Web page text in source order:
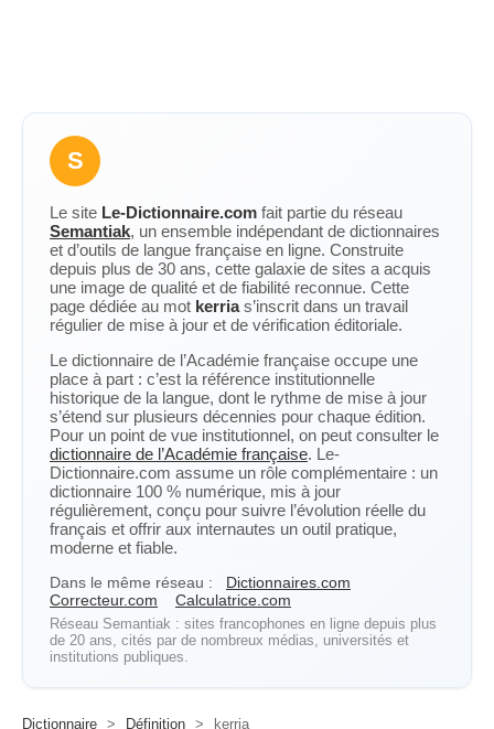
S
Le site Le-Dictionnaire.com fait partie du réseau
Semantiak, un ensemble indépendant de dictionnaires
et d’outils de langue française en ligne. Construite
depuis plus de 30 ans, cette galaxie de sites a acquis
une image de qualité et de fiabilité reconnue. Cette
page dédiée au mot kerrias’inscrit dans un travail
régulier de mise à jour et de vérification éditoriale.
Le dictionnaire de l’Académie française occupe une
place à part : c’est la référence institutionnelle
historique de la langue, dont le rythme de mise à jour
s’étend sur plusieurs décennies pour chaque édition.
Pour un point de vue institutionnel, on peut consulter le
dictionnaire de l’Académie française. Le-
Dictionnaire.com assume un rôle complémentaire : un
dictionnaire 100 % numérique, mis à jour
régulièrement, conçu pour suivre l’évolution réelle du
français et offrir aux internautes un outil pratique,
moderne et fiable.
Dans le même réseau :
Dictionnaires.com
Correcteur.com
Calculatrice.com
Réseau Semantiak : sites francophones en ligne depuis plus
de 20 ans, cités par de nombreux médias, universités et
institutions publiques.
Dictionnaire > Définition > kerria